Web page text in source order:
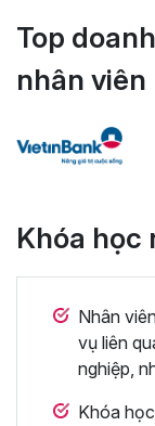
Top
nhân viên
Khóa học
Nhân
vụ liên
nghiệp,
Khóa